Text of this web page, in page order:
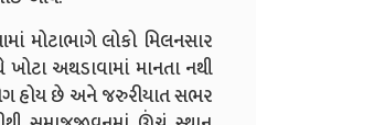
મોટાભાગે લોકો મિલનસાર
અથડાવામાં માનતા નથી
હોય છે અને જરુરીયાત સભર